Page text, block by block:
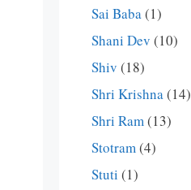
Sai Baba(1)
Shani Dev (10)
Shiv (18)
Shri Krishna(14)
Shri Ram(13)
Stotram(4)
Stuti (1)